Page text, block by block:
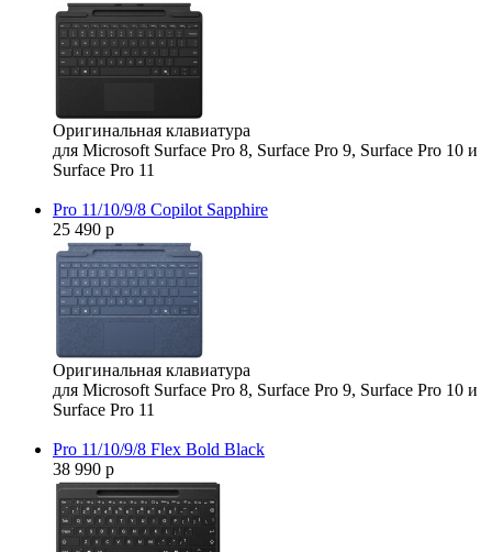
Оригинальная клавиатура
для Microsoft Surface Pro 8, Surface Pro 9, Surface Pro 10 и
Surface Pro 11
Pro 11/10/9/8 Copilot Sapphire
25 490 р
Оригинальная клавиатура
для Microsoft Surface Pro 8, Surface Pro 9, Surface Pro 10 и
Surface Pro 11
Pro 11/10/9/8 Flex Bold Black
38 990 р